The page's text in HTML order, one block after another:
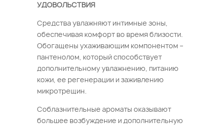
УДОВОЛЬСТВИЯ
Средства увлажняют интимные зоны,
обеспечивая комфорт во время близости.
Обогащены ухаживающим компонентом –
пантенолом, который способствует
дополнительному увлажнению, питанию
кожи, ее регенерации и заживлению
микротрещин.
Соблазнительные ароматы оказывают
большее возбуждение и дополнительную